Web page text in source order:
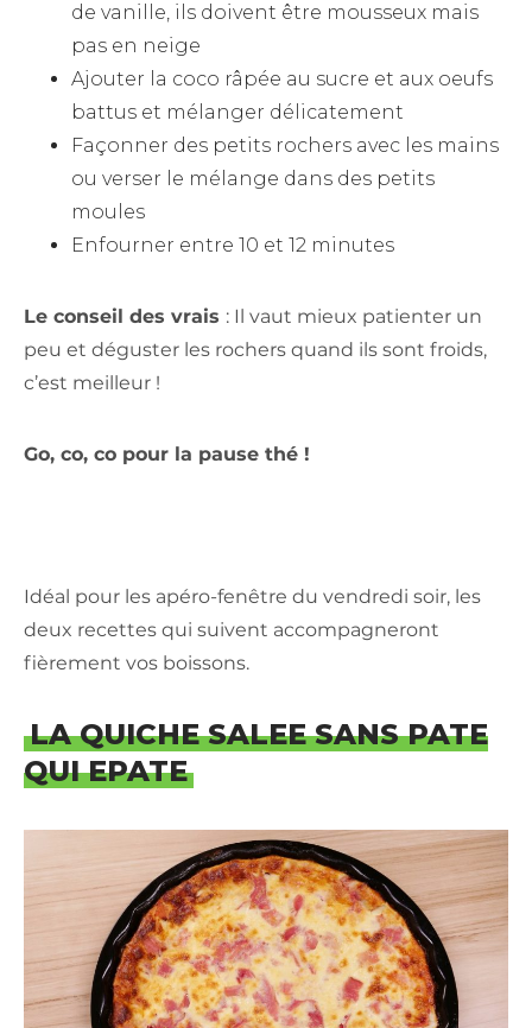
de vanille, ils doivent être mousseux mais
pas en neige
Ajouter la coco râpée au sucre et aux oeufs
battus et mélanger délicatement
Façonner des petits rochers avec les mains
ou verser le mélange dans des petits
moules
Enfourner entre 10 et 12 minutes
Le conseil des vrais : Il vaut mieux patienter un
peu et déguster les rochers quand ils sont froids,
c’est meilleur !
Go, co, co pour la pause thé !
Idéal pour les apéro-fenêtre du vendredi soir, les
deux recettes qui suivent accompagneront
fièrement vos boissons.
LA QUICHE SALEE SANS PATE
QUI EPATE